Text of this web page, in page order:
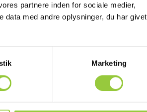
partnere inden for sociale medier,
data med andre oplysninger, du har givet
Marketing